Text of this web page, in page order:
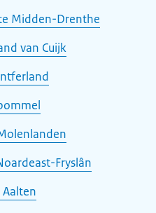
Midden-Drenthe
van Cuijk
Fryslân